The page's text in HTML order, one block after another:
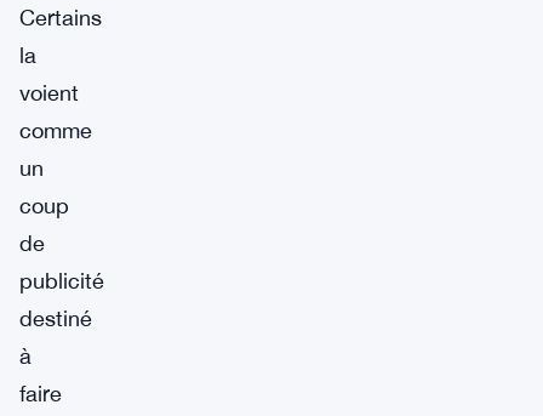
Certains
la
voient
comme
un
coup
de
publicité
destiné
à
faire